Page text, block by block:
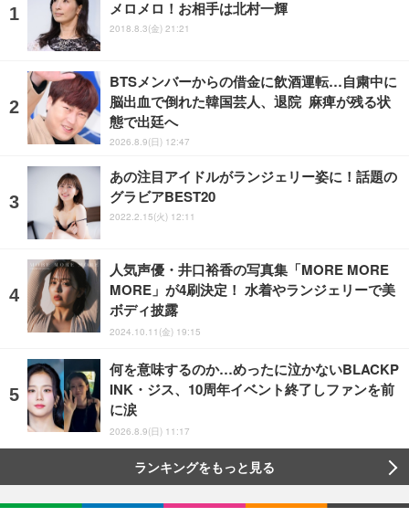
メロメロ！お相手は北村一輝
2018.8.3(金) 21:21
BTSメンバーからの借金に飲酒運転…自粛中に
脳出血で倒れた韓国芸人、退院 麻痺が残る状
態で出廷へ
2026.8.9(日) 12:47
あの注目アイドルがランジェリー姿に！話題の
グラビアBEST20
2022.2.15(火) 12:11
人気声優・井口裕香の写真集「MORE MORE
MORE」が4刷決定！ 水着やランジェリーで美
ボディ披露
2024.10.11(金) 19:15
何を意味するのか…めったに泣かないBLACKP
INK・ジス、10周年イベント終了しファンを前
に涙
2026.8.9(日) 11:17
ランキングをもっと見る